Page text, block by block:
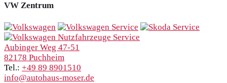
VW Zentrum
Aubinger Weg 47-51
82178 Puchheim
Tel.: +49 89 8901510
info@autohaus-moser.de